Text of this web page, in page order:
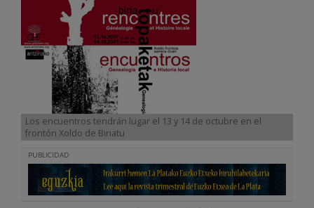
Los encuentros tendrán lugar el 13 y 14 de octubre en el
frontón Xoldo de Biriatu
PUBLICIDAD